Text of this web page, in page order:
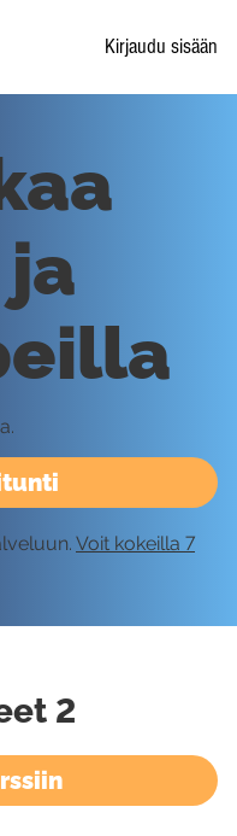
Kirjaudu sisään
Voit kokeilla 7
2